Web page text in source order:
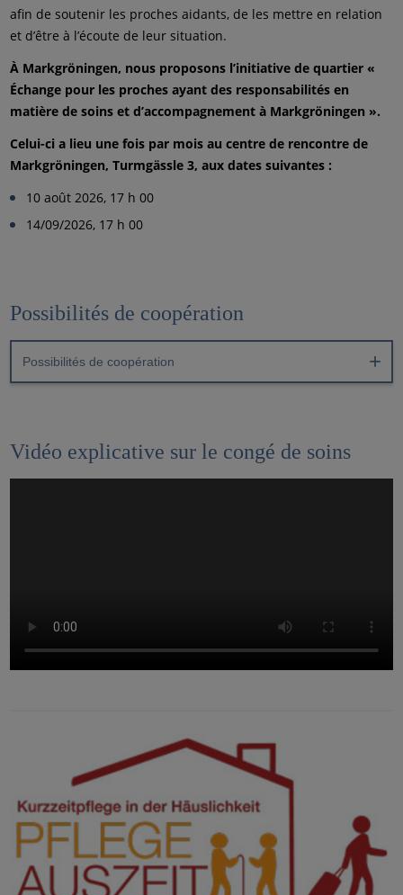
afin de soutenir les proches aidants, de les mettre en relation
et d’être à l’écoute de leur situation.
À Markgröningen, nous proposons l’initiative de quartier «
Échange pour les proches ayant des responsabilités en
matière de soins et d’accompagnement à Markgröningen ».
Celui-ci a lieu une fois par mois au centre de rencontre de
Markgröningen, Turmgässle 3, aux dates suivantes :
10 août 2026, 17 h 00
14/09/2026, 17 h 00
Possibilités de coopération
Possibilités de coopération
Vidéo explicative sur le congé de soins